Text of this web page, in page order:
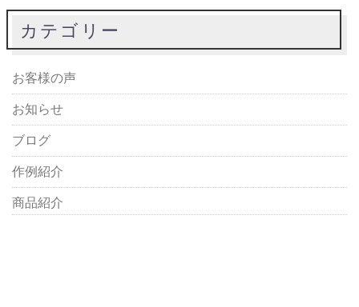
カテゴリー
お客様の声
お知らせ
ブログ
作例紹介
商品紹介